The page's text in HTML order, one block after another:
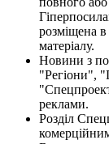
розміщена в
матеріалу.
Новини з
"Регіони",
реклами.
Розділ